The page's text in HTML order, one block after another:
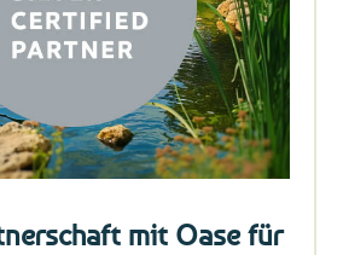
mit Oase für